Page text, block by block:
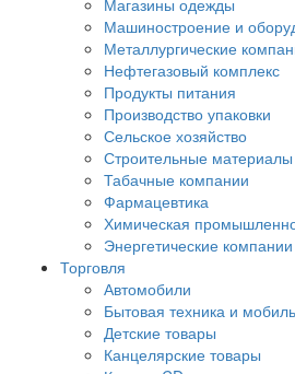
Магазины одежды
Машиностроение и
Металлургические
Нефтегазовый комплекс
Продукты питания
Производство упаковки
Сельское хозяйство
Строительные материалы
Табачные компании
Фармацевтика
Химическая
Энергетические компании
Торговля
Автомобили
Бытовая техника и
Детские товары
Канцелярские товары